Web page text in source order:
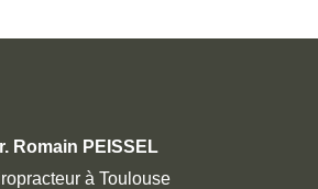
Romain PEISSEL
à Toulouse